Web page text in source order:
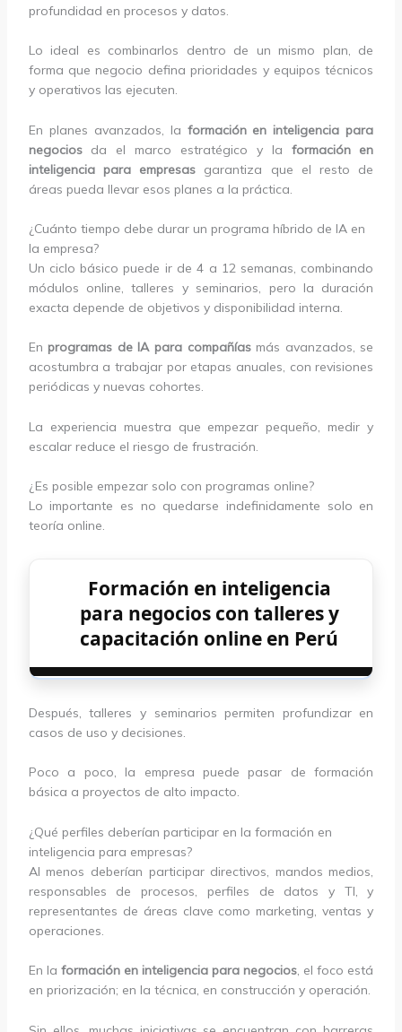
profundidad en procesos y datos.
Lo ideal es combinarlos dentro de un mismo plan, de
forma que negocio defina prioridades y equipos técnicos
y operativos las ejecuten.
En planes avanzados, la formación en inteligencia para
negociosda el marco estratégico y la formación en
inteligencia para empresas garantiza que el resto de
áreas pueda llevar esos planes a la práctica.
¿Cuánto tiempo debe durar un programa híbrido de IA en
la empresa?
Un ciclo básico puede ir de 4 a 12 semanas, combinando
módulos online, talleres y seminarios, pero la duración
exacta depende de objetivos y disponibilidad interna.
Enprogramas de IA para compañíasmás avanzados, se
acostumbra a trabajar por etapas anuales, con revisiones
periódicas y nuevas cohortes.
La experiencia muestra que empezar pequeño, medir y
escalar reduce el riesgo de frustración.
¿Es posible empezar solo con programas online?
Lo importante es no quedarse indefinidamente solo en
teoría online.
Formación en inteligencia
para negocios con talleres y
capacitación online en Perú
Después, talleres y seminarios permiten profundizar en
casos de uso y decisiones.
Poco a poco, la empresa puede pasar de formación
básica a proyectos de alto impacto.
¿Qué perfiles deberían participar en la formación en
inteligencia para empresas?
Al menos deberían participar directivos, mandos medios,
responsables de procesos, perfiles de datos y TI, y
representantes de áreas clave como marketing, ventas y
operaciones.
En la formación en inteligencia para negocios, el foco está
en priorización; en la técnica, en construcción y operación.